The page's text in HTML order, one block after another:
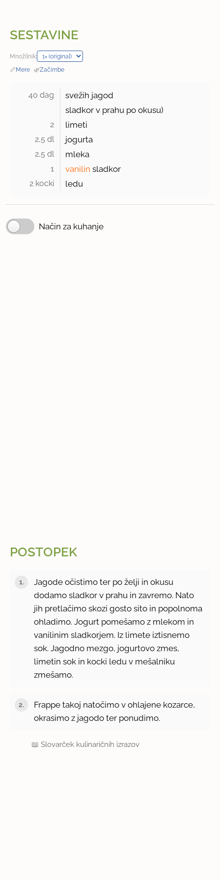
SESTAVINE
Množilnik:
📏Mere · 🌿Začimbe
40 dag
svežih jagod
sladkor v prahu po okusu)
2 limeti
2,5 dl jogurta
2,5 dl mleka
1 vanilin sladkor
2 kocki ledu
Način za kuhanje
POSTOPEK
Jagode očistimo ter po želji in okusu
dodamo sladkor v prahu in zavremo. Nato
jih pretlačimo skozi gosto sito in popolnoma
ohladimo. Jogurt pomešamo z mlekom in
vanilinim sladkorjem. Iz limete iztisnemo
sok. Jagodno mezgo, jogurtovo zmes,
limetin sok in kocki ledu v mešalniku
zmešamo.
Frappe takoj natočimo v ohlajene kozarce,
okrasimo z jagodo ter ponudimo.
📖Slovarček kulinaričnih izrazov